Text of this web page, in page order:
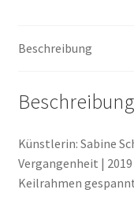
Beschreibung
Beschreibung
Künstlerin: Sabine
Vergangenheit | 2019
Keilrahmen